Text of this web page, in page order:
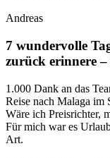
Andreas
7 wundervolle
zurück erinnere –
1.000 Dank an das
Reise nach Malaga im
Wäre ich Preisrichter,
Für mich war es
Art.